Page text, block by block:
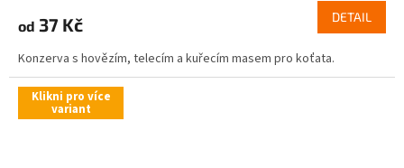
od 37 Kč DETAIL
Konzerva s hovězím, telecím a kuřecím masem pro koťata.
Klikni pro více
variant